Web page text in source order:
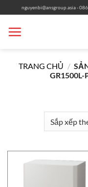
qua
nội
nguyenbi@ansgroup.asia-
TRANG CHỦ /
GR1500L-